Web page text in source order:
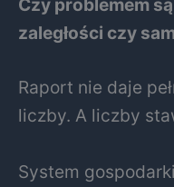
Czy problemem
zaległości czy
Raport nie daje
liczby. A liczby
System